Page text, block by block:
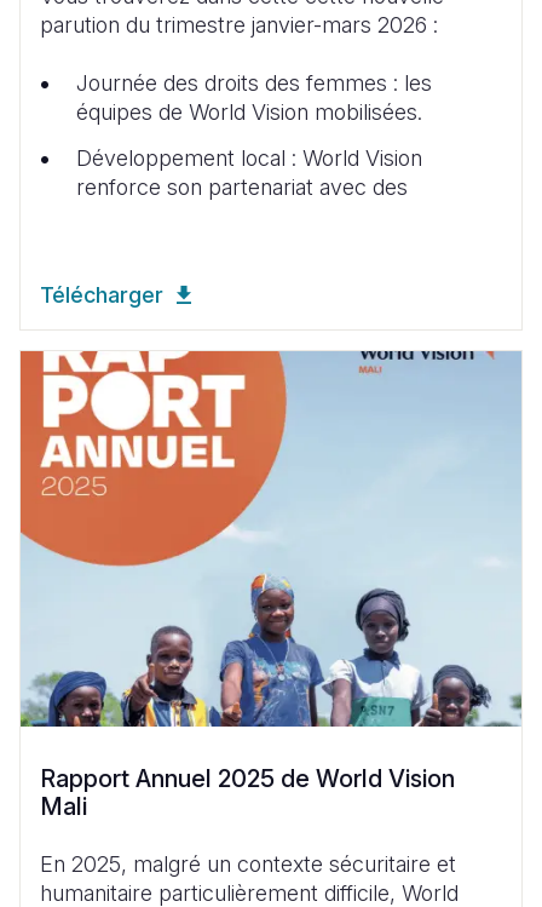
parution du trimestre janvier-mars 2026 :
Journée des droits des femmes : les
équipes de World Vision mobilisées.
Développement local : World Vision
renforce son partenariat avec des
Télécharger
Rapport Annuel 2025 de World Vision
Mali
En 2025, malgré un contexte sécuritaire et
humanitaire particulièrement difficile, World